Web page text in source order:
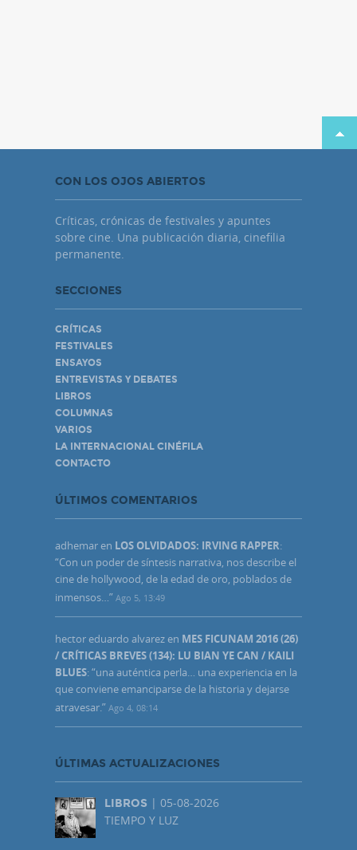
CON LOS OJOS ABIERTOS
Críticas, crónicas de festivales y apuntes
sobre cine. Una publicación diaria, cinefilia
permanente.
SECCIONES
CRÍTICAS
FESTIVALES
ENSAYOS
ENTREVISTAS Y DEBATES
LIBROS
COLUMNAS
VARIOS
LA INTERNACIONAL CINÉFILA
CONTACTO
ÚLTIMOS COMENTARIOS
adhemar en LOS OLVIDADOS: IRVING RAPPER:
“Con un poder de síntesis narrativa, nos describe el
cine de hollywood, de la edad de oro, poblados de
inmensos…” Ago 5, 13:49
hector eduardo alvarez en MES FICUNAM 2016 (26)
/ CRÍTICAS BREVES (134): LU BIAN YE CAN / KAILI
BLUES: “una auténtica perla… una experiencia en la
que conviene emanciparse de la historia y dejarse
atravesar.” Ago 4, 08:14
ÚLTIMAS ACTUALIZACIONES
LIBROS | 05-08-2026
TIEMPO Y LUZ